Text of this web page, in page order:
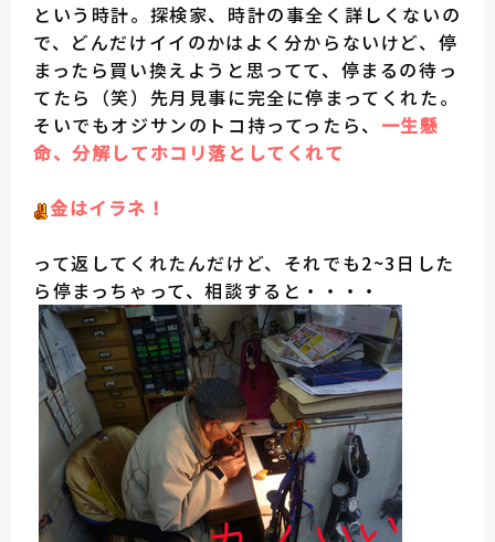
という時計。探検家、時計の事全く詳しくないの
で、どんだけイイのかはよく分からないけど、停
まったら買い換えようと思ってて、停まるの待っ
てたら（笑）先月見事に完全に停まってくれた。
そいでもオジサンのトコ持ってったら、 一生懸
命、分解してホコリ落としてくれて
金はイラネ！
って返してくれたんだけど、それでも2~3日した
ら停まっちゃって、相談すると・・・・